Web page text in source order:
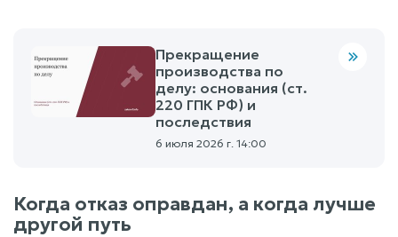
Прекращение
производства по
делу: основания (ст.
220 ГПК РФ) и
последствия
6 июля 2026 г. 14:00
Когда отказ оправдан, а когда лучше
другой путь